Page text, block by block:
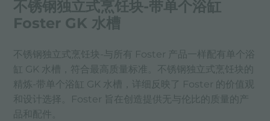
不锈钢独立式烹饪块-带单个浴缸
Foster GK 水槽
不锈钢独立式烹饪块-与所有 Foster 产品一样配有单个浴
缸 GK 水槽，符合最高质量标准。不锈钢独立式烹饪块的
精炼-带单个浴缸 GK 水槽，详细反映了 Foster 的价值观
和设计选择。Foster 旨在创造提供无与伦比的质量的产
品和配件。